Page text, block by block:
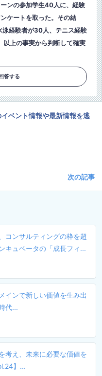
ンの参加学生40人に、経験
ケートを取った。その結
経験者が30人、テニス経験
上の事実から判断して確実
答する
ベント情報や最新情報を逃
次の記事
コンサルティングの枠を超
キュベータの「成長フィ...
インで新しい価値を生み出
代...
考え、未来に必要な価値を
】...